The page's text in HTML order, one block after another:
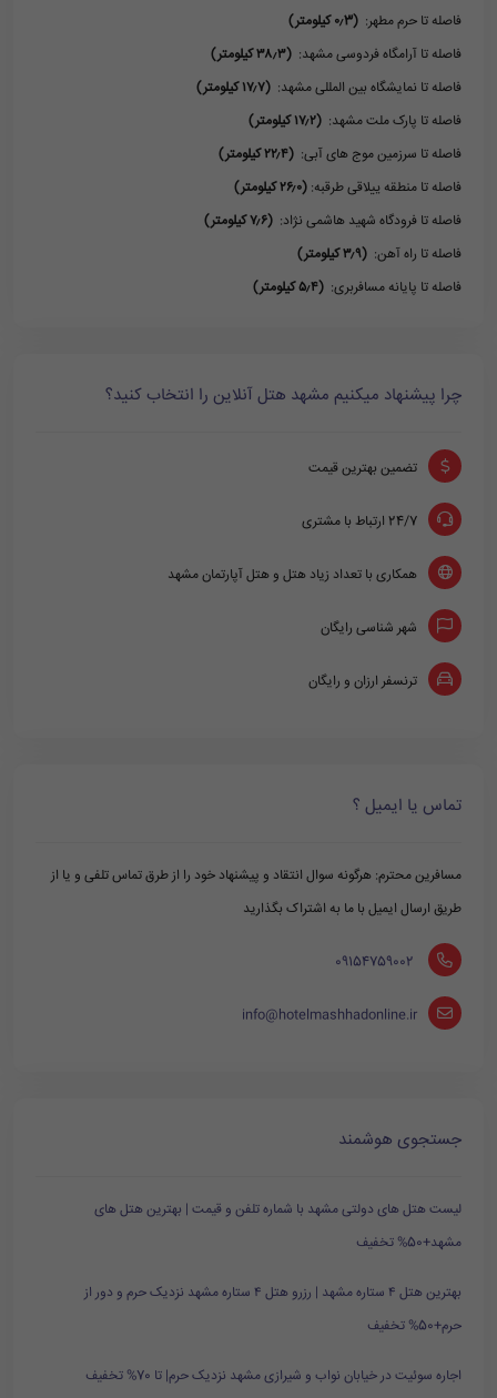
فاصله تا حرم مطهر: (۰٫3 کیلومتر)
فاصله تا آرامگاه فردوسی مشهد: (۳۸٫۳ کیلومتر)
فاصله تا نمایشگاه بین المللی مشهد: (۱۷٫۷ کیلومتر)
فاصله تا پارک ملت مشهد: (۱۷٫۲ کیلومتر)
فاصله تا سرزمین موج های آبی: (۲۲٫۴ کیلومتر)
فاصله تا منطقه ییلاقی طرقبه: (۲۶٫۰ کیلومتر)
فاصله تا فرودگاه شهید هاشمی نژاد: (۷٫۶ کیلومتر)
فاصله تا راه آهن: (۳٫۹ کیلومتر)
فاصله تا پایانه مسافربری: (۵٫۴ کیلومتر)
چرا پیشنهاد میکنیم مشهد هتل آنلاین را انتخاب کنید؟
تضمین بهترین قیمت
24/7 ارتباط با مشتری
همکاری با تعداد زیاد هتل و هتل آپارتمان مشهد
شهر شناسی رایگان
ترنسفر ارزان و رایگان
تماس یا ایمیل ؟
مسافرین محترم: هرگونه سوال انتقاد و پیشنهاد خود را از طرق تماس تلفی و یا از
طریق ارسال ایمیل با ما به اشتراک بگذارید
‪ 09154759002
info@hotelmashhadonline.ir
جستجوی هوشمند
لیست هتل های دولتی مشهد با شماره تلفن و قیمت | بهترین هتل های
مشهد+50% تخفیف
بهترین هتل ۴ ستاره مشهد | رزرو هتل ۴ ستاره مشهد نزدیک حرم و دور از
حرم+50% تخفیف
اجاره سوئیت در خیابان نواب و شیرازی مشهد نزدیک حرم| تا 70% تخفیف